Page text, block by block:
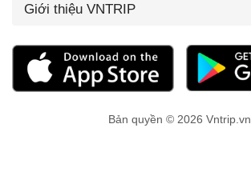
Giới thiệu VNTRIP
Bản quyền © 2026 Vntrip.vn